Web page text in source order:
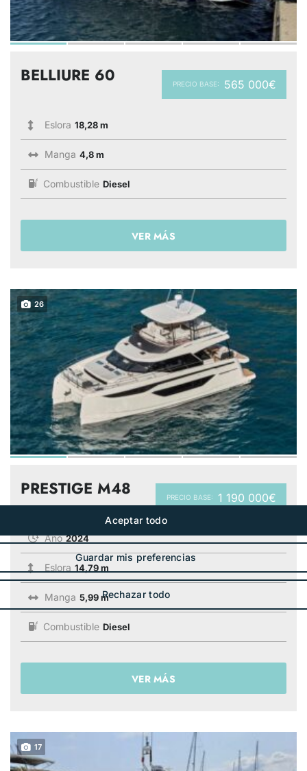
PRECIO BASE: 565 000€
BELLIURE 60
Eslora 18,28 m
Manga 4,8 m
Combustible Diesel
VER MÁS
26
PRECIO BASE: 1 190 000€
PRESTIGE M48
Año 2024
Eslora 14,79 m
Manga 5,99 m
Combustible Diesel
VER MÁS
17